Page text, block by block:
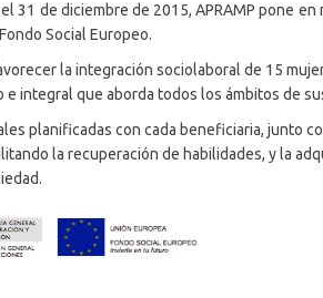
31 de diciembre de 2015, APRAMP pone
Social Europeo.
la integración sociolaboral de 15
integral que aborda todos los ámbitos de
planificadas con cada beneficiaria, junto
la recuperación de habilidades, y la